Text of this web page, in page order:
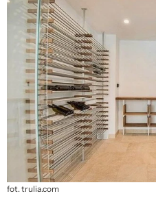
fot. trulia.com